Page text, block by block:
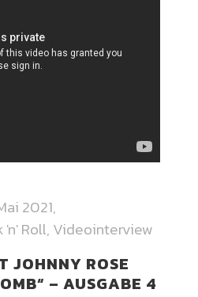
2021
'n' Roll, Videointerview
JOHNNY ROSE
– AUSGABE 4